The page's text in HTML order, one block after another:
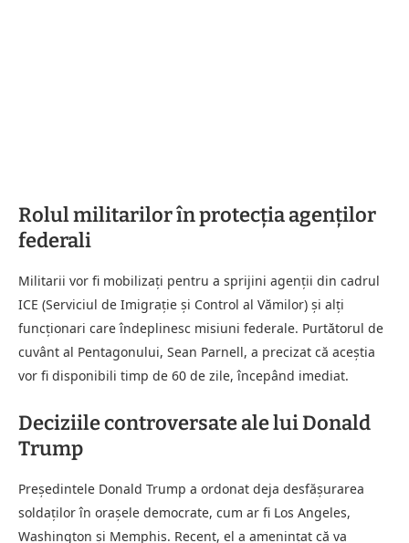
Rolul militarilor în protecția agenților
federali
Militarii vor fi mobilizați pentru a sprijini agenții din cadrul
ICE (Serviciul de Imigrație și Control al Vămilor) și alți
funcționari care îndeplinesc misiuni federale. Purtătorul de
cuvânt al Pentagonului, Sean Parnell, a precizat că aceștia
vor fi disponibili timp de 60 de zile, începând imediat.
Deciziile controversate ale lui Donald
Trump
Președintele Donald Trump a ordonat deja desfășurarea
soldaților în orașele democrate, cum ar fi Los Angeles,
Washington și Memphis. Recent, el a amenințat că va